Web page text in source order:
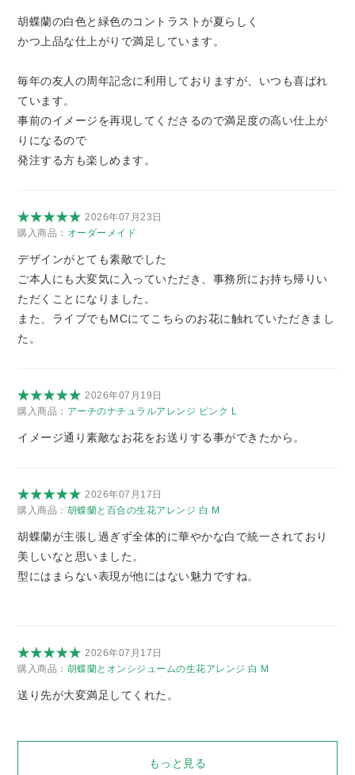
胡蝶蘭の白色と緑色のコントラストが夏らしく
かつ上品な仕上がりで満足しています。
毎年の友人の周年記念に利用しておりますが、いつも喜ばれ
ています。
事前のイメージを再現してくださるので満足度の高い仕上が
りになるので
発注する方も楽しめます。
2026年07月23日
購入商品： オーダーメイド
デザインがとても素敵でした
ご本人にも大変気に入っていただき、事務所にお持ち帰りい
ただくことになりました。
また、ライブでもMCにてこちらのお花に触れていただきまし
た。
2026年07月19日
購入商品： アーチのナチュラルアレンジ ピンク L
イメージ通り素敵なお花をお送りする事ができたから。
2026年07月17日
購入商品： 胡蝶蘭と百合の生花アレンジ 白 M
胡蝶蘭が主張し過ぎず全体的に華やかな白で統一されており
美しいなと思いました。
型にはまらない表現が他にはない魅力ですね。
2026年07月17日
購入商品： 胡蝶蘭とオンシジュームの生花アレンジ 白 M
送り先が大変満足してくれた。
もっと見る